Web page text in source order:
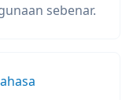
sebenar.